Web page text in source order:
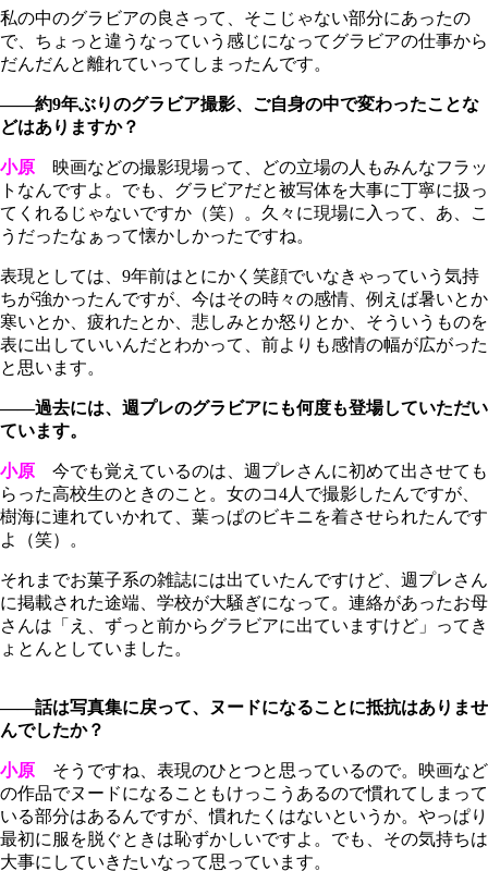
私の中のグラビアの良さって、そこじゃない部分にあったの
で、ちょっと違うなっていう感じになってグラビアの仕事から
だんだんと離れていってしまったんです。
――約9年ぶりのグラビア撮影、ご自身の中で変わったことな
どはありますか？
小原 映画などの撮影現場って、どの立場の人もみんなフラッ
トなんですよ。でも、グラビアだと被写体を大事に丁寧に扱っ
てくれるじゃないですか（笑）。久々に現場に入って、あ、こ
うだったなぁって懐かしかったですね。
表現としては、9年前はとにかく笑顔でいなきゃっていう気持
ちが強かったんですが、今はその時々の感情、例えば暑いとか
寒いとか、疲れたとか、悲しみとか怒りとか、そういうものを
表に出していいんだとわかって、前よりも感情の幅が広がった
と思います。
――過去には、週プレのグラビアにも何度も登場していただい
ています。
小原 今でも覚えているのは、週プレさんに初めて出させても
らった高校生のときのこと。女のコ4人で撮影したんですが、
樹海に連れていかれて、葉っぱのビキニを着させられたんです
よ（笑）。
それまでお菓子系の雑誌には出ていたんですけど、週プレさん
に掲載された途端、学校が大騒ぎになって。連絡があったお母
さんは「え、ずっと前からグラビアに出ていますけど」ってき
ょとんとしていました。
――話は写真集に戻って、ヌードになることに抵抗はありませ
んでしたか？
小原 そうですね、表現のひとつと思っているので。映画など
の作品でヌードになることもけっこうあるので慣れてしまって
いる部分はあるんですが、慣れたくはないというか。やっぱり
最初に服を脱ぐときは恥ずかしいですよ。でも、その気持ちは
大事にしていきたいなって思っています。